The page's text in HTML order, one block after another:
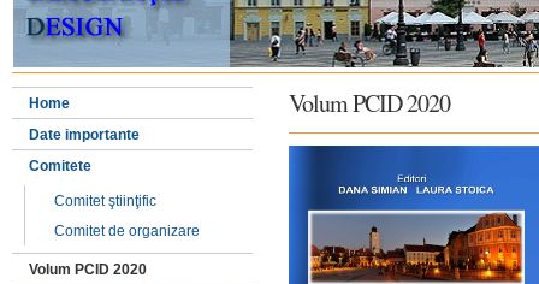
Home
Date importante
Comitete
Comitet ştiinţific
Comitet de organizare
Volum PCID 2020
Volum PCID 2020